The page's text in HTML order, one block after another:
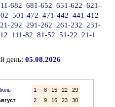
682 681-652 651-622 621-
501-472 471-442 441-412
292 291-262 261-232
231-
111-82 81-52 51-22 21-1
день: 05.08.2026
1 8 15 22
29
2
9 16 23
30